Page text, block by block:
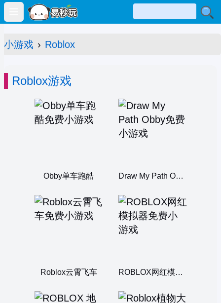
Open main menu
小游戏 › Roblox
Roblox游戏
Obby单车跑酷 Draw My Path Obby
Roblox云霄飞车 ROBLOX网红模拟器